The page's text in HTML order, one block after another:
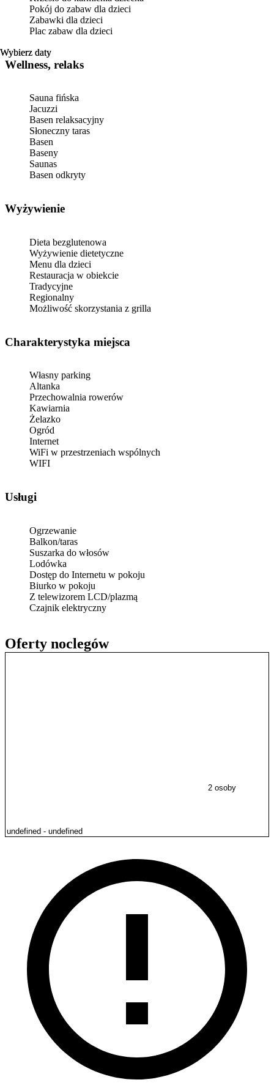
Wybierz daty
Oferty noclegów
Wybierz daty
2 osoby
Pokój do zabaw dla dzieci
Zabawki dla dzieci
Plac zabaw dla dzieci
Wellness, relaks
Sauna fińska
Jacuzzi
Basen relaksacyjny
Słoneczny taras
Basen
Baseny
Saunas
Basen odkryty
Wyżywienie
Dieta bezglutenowa
Wyżywienie dietetyczne
Menu dla dzieci
Restauracja w obiekcie
Tradycyjne
Regionalny
Możliwość skorzystania z grilla
Charakterystyka miejsca
Własny parking
Altanka
Przechowalnia rowerów
Kawiarnia
Żelazko
Ogród
Internet
WiFi w przestrzeniach wspólnych
WIFI
Usługi
Ogrzewanie
Balkon/taras
Suszarka do włosów
Lodówka
Dostęp do Internetu w pokoju
Biurko w pokoju
Z telewizorem LCD/plazmą
Czajnik elektryczny